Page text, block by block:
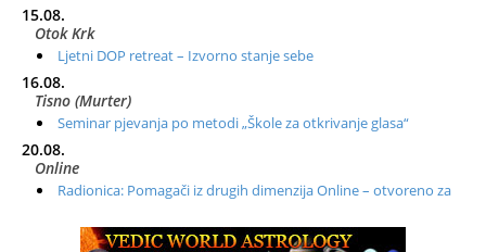
15.08.
Otok Krk
Ljetni DOP retreat – Izvorno stanje sebe
16.08.
Tisno (Murter)
Seminar pjevanja po metodi „Škole za otkrivanje glasa“
20.08.
Online
Radionica: Pomagači iz drugih dimenzija Online – otvoreno za